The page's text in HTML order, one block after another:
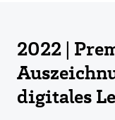
2022 |
digitales